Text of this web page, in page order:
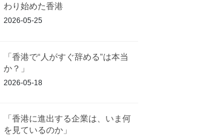
わり始めた香港
2026-05-25
「香港で“人がすぐ辞める”は本当
か？」
2026-05-18
「香港に進出する企業は、いま何
を見ているのか」